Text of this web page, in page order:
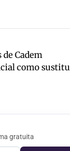
Cadem
como
gratuita